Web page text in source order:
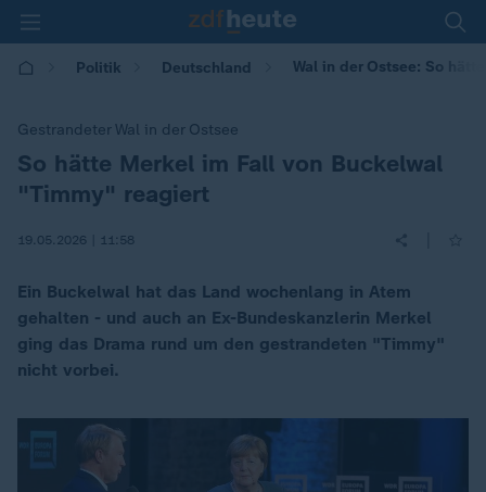
Politik Deutschland Wal in der Ostsee: So
Gestrandeter Wal in der Ostsee
:
So hätte Merkel im Fall von Buckelwal
"Timmy" reagiert
19.05.2026 | 11:58
Ein Buckelwal hat das Land wochenlang in Atem
gehalten - und auch an Ex-Bundeskanzlerin Merkel
ging das Drama rund um den gestrandeten "Timmy"
nicht vorbei.